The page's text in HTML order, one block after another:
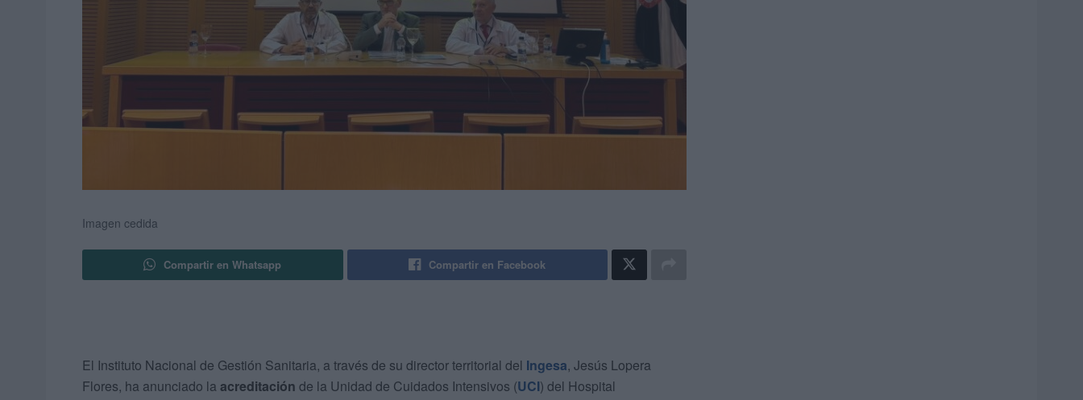
Imagen cedida
Compartir en Whatsapp Compartir en Facebook
El Instituto Nacional de Gestión Sanitaria, a través de su director territorial del Ingesa, Jesús Lopera
Flores, ha anunciado la acreditación de la Unidad de Cuidados Intensivos (UCI) del Hospital